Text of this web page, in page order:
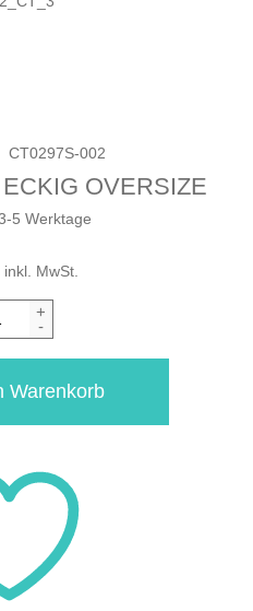
CT0297S-002
OVERSIZE
5 Werktage
inkl. MwSt.
-
+
Warenkorb